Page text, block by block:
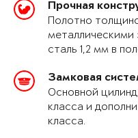
Прочная
Полотно
металлическими
сталь 1,2 мм в
Замковая
Основной
класса и
класса.